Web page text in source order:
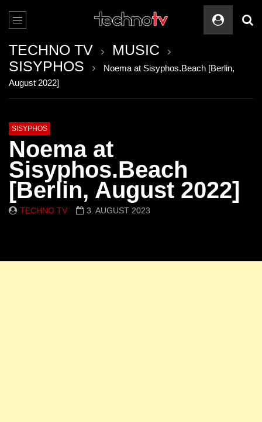
TECHNO TV
MUSIC
SISYPHOS
Noema at Sisyphos.Beach [Berlin,
August 2022]
SISYPHOS
Noema at
Sisyphos.Beach
[Berlin, August 2022]
TECHNO TV 3. AUGUST 2023